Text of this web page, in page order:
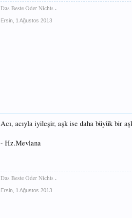
Das Beste Oder Nichts .
Ersin 1 Ağustos 2013
Acı, acıyla iyileşir, aşk ise daha büyük bir
- Hz.Mevlana
Das Beste Oder Nichts .
Ersin 1 Ağustos 2013